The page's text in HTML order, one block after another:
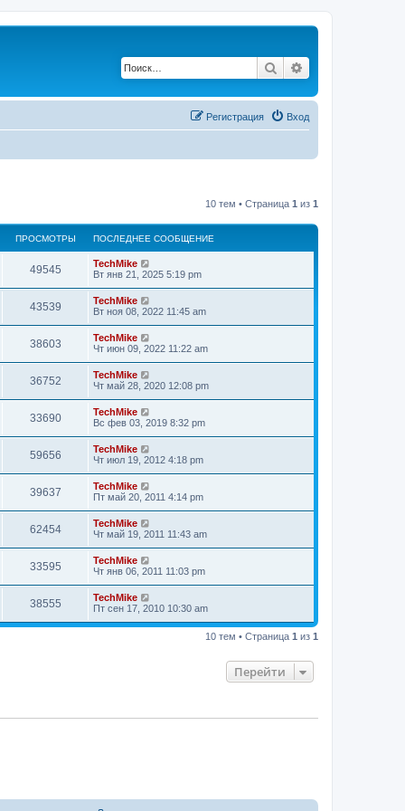
Поиск
Вход
Регистрация
10 тем • Страница 1 из 1
ПРОСМОТРЫ ПОСЛЕДНЕЕ СООБЩЕНИЕ
49545
TechMike
Вт янв 21, 2025 5:19 pm
43539
TechMike
Вт ноя 08, 2022 11:45 am
38603
TechMike
Чт июн 09, 2022 11:22 am
36752
TechMike
Чт май 28, 2020 12:08 pm
33690
TechMike
Вс фев 03, 2019 8:32 pm
59656
TechMike
Чт июл 19, 2012 4:18 pm
39637
TechMike
Пт май 20, 2011 4:14 pm
62454
TechMike
Чт май 19, 2011 11:43 am
33595
TechMike
Чт янв 06, 2011 11:03 pm
38555
TechMike
Пт сен 17, 2010 10:30 am
10 тем • Страница 1 из 1
Перейти